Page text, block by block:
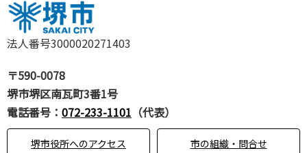
法人番号3000020271403
〒590-0078
堺市堺区南瓦町3番1号
電話番号： 072-233-1101 （代表）
堺市役所へのアクセス 市の組織・問合せ